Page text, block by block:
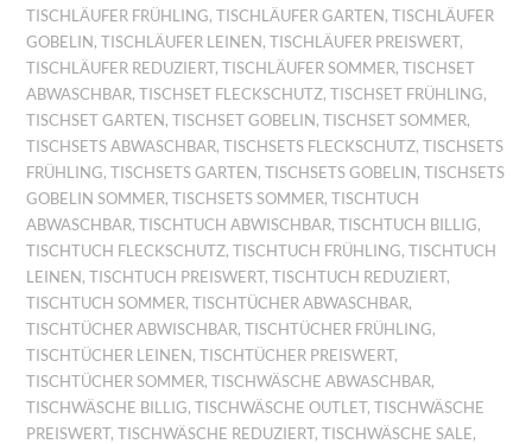
TISCHLÄUFER FRÜHLING,TISCHLÄUFER GARTEN ,TISCHLÄUFER
GOBELIN ,TISCHLÄUFER LEINEN ,TISCHLÄUFER PREISWERT,
TISCHLÄUFER REDUZIERT,TISCHLÄUFER SOMMER,TISCHSET
ABWASCHBAR,TISCHSET FLECKSCHUTZ,TISCHSET FRÜHLING,
TISCHSET GARTEN ,TISCHSET GOBELIN ,TISCHSET SOMMER,
TISCHSETS ABWASCHBAR,TISCHSETS FLECKSCHUTZ,TISCHSETS
FRÜHLING,TISCHSETS GARTEN ,TISCHSETS GOBELIN ,TISCHSETS
GOBELIN SOMMER,TISCHSETS SOMMER,TISCHTUCH
ABWASCHBAR,TISCHTUCH ABWISCHBAR,TISCHTUCH BILLIG,
TISCHTUCH FLECKSCHUTZ,TISCHTUCH FRÜHLING,TISCHTUCH
LEINEN ,TISCHTUCH PREISWERT,TISCHTUCH REDUZIERT,
TISCHTUCH SOMMER,TISCHTÜCHER ABWASCHBAR,
TISCHTÜCHER ABWISCHBAR,TISCHTÜCHER FRÜHLING,
TISCHTÜCHER LEINEN ,TISCHTÜCHER PREISWERT,
TISCHTÜCHER SOMMER,TISCHWÄSCHE ABWASCHBAR,
TISCHWÄSCHE BILLIG,TISCHWÄSCHE OUTLET,TISCHWÄSCHE
PREISWERT,TISCHWÄSCHE REDUZIERT,TISCHWÄSCHE SALE,